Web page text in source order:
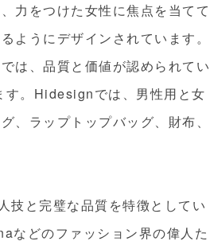
力をつけた女性に焦点を当てて
ようにデザインされています。
は、品質と価値が認められてい
。Hidesignでは、男性用と女
、ラップトップバッグ、財布、
技と完璧な品質を特徴としてい
どのファッション界の偉人た